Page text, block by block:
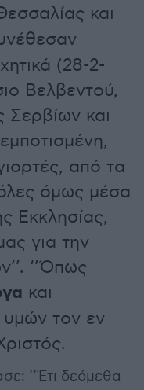
και
(28-2-
Βελβεντού,
Σερβίων και
εμποτισμένη,
από τα
όμως μέσα
Εκκλησίας,
για την
‘’Όπως
και
τον εν
‘’Έτι δεόμεθα